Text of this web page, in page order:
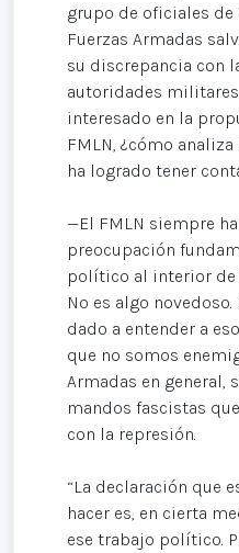
grupo de oficiales
Fuerzas Armadas
su discrepancia con
autoridades
interesado en la
FMLN, ¿cómo
ha logrado tener
—El FMLN siempre
preocupación
político al interior de
No es algo novedoso.
dado a entender a
que no somos
Armadas en general,
mandos fascistas
con la represión.
“La declaración que
hacer es, en cierta
ese trabajo político.